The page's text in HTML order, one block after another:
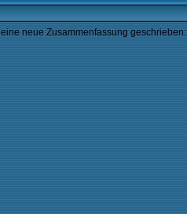
eine neue Zusammenfassung geschrieben: